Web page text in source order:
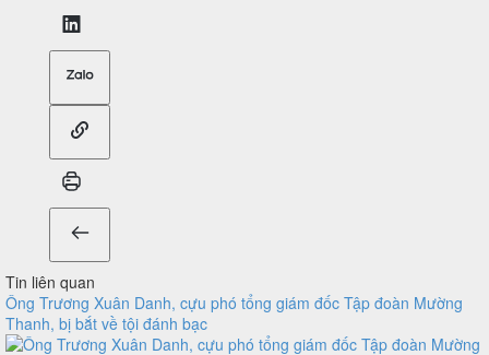
Tin liên quan
Ông Trương Xuân Danh, cựu phó tổng giám đốc Tập đoàn Mường
Thanh, bị bắt về tội đánh bạc